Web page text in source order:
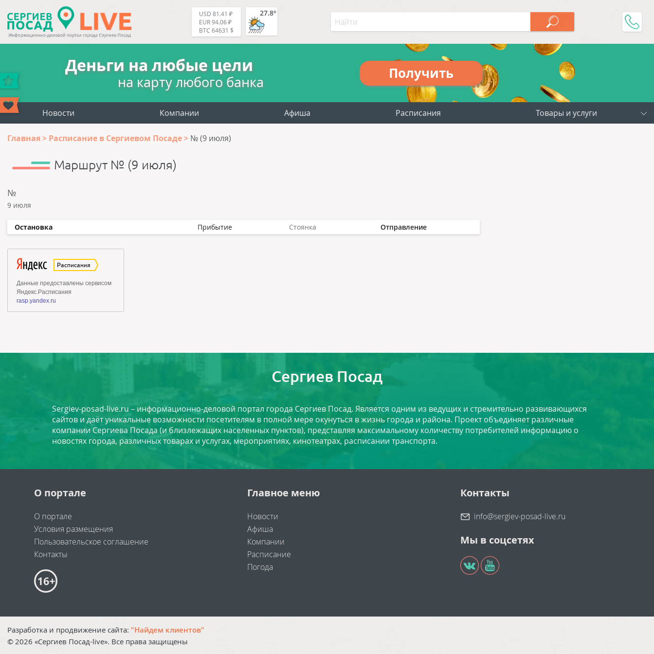
USD 81.41 ₽
EUR 94.06 ₽
BTC 64631 $
27.8°
Деньги на любые цели
на карту любого банка
Получить
Новости Компании Афиша Расписания Товары и услуги
Главная Расписание в Сергиевом Посаде № (9 июля)
Маршрут № (9 июля)
№
9 июля
Остановка Прибытие Стоянка Отправление
Сергиев Посад
Sergiev-posad-live.ru – информационно-деловой портал города Сергиев Посад. Является одним из ведущих и стремительно развивающихся
сайтов и даёт уникальные возможности посетителям в полной мере окунуться в жизнь города и района. Проект объединяет различные
компании Сергиева Посада (и близлежащих населенных пунктов), представляя максимальному количеству потребителей информацию о
новостях города, различных товарах и услугах, мероприятиях, кинотеатрах, расписании транспорта.
О портале
О портале
Условия размещения
Пользовательское соглашение
Контакты
Главное меню
Новости
Афиша
Компании
Расписание
Погода
Контакты
info@sergiev-posad-live.ru
Мы в соцсетях
Разработка и продвижение сайта: "Найдем клиентов"
© 2026 «Сергиев Посад-live». Все права защищены